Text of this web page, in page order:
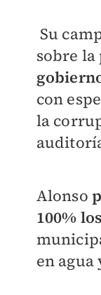
Su
sobre la
con
la
Alonso
100%
en